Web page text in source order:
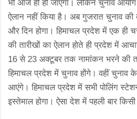
भी आज ही हो जाएगा। लेकिन चुनाव
ऐलान नहीं किया है। अब गुजरात चुनाव की
और दिन होगा। हिमाचल प्रदेश में एक ही
की तारीखों का ऐलान होते ही प्रदेश में
16 से 23 अक्टूबर तक नामांकन भरने की
हिमाचल प्रदेश में चुनाव होंगे। वहीं चुनाव
आएंगे। हिमाचल प्रदेश में सभी पोलिंग
इस्तेमाल होगा। ऐसा देश में पहली बार